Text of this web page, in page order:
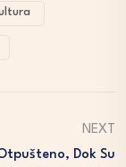
NEXT
Dok Su